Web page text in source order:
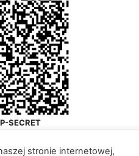
SECRET
stronie internetowej,